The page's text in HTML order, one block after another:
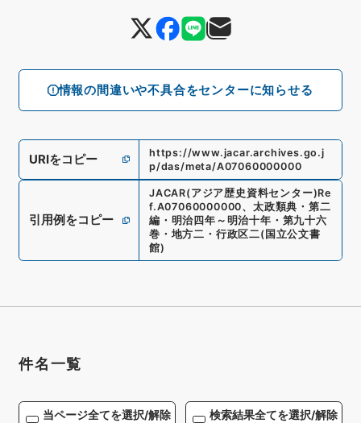
情報の間違いや不具合をセンターに知らせる
URIをコピー
https://www.jacar.archives.go.j
p/das/meta/A07060000000
引用例をコピー
JACAR(アジア歴史資料センター)Re
f.A07060000000、 太政類典・第二
編・明治四年～明治十年・第九十六
巻・地方二・行政区二(国立公文書
館)
件名一覧
当ページ全てを選択/解除 検索結果全てを選択/解除